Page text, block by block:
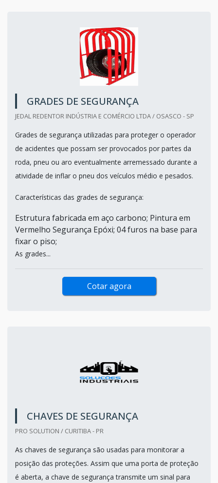
GRADES DE SEGURANÇA
JEDAL REDENTOR INDÚSTRIA E COMÉRCIO LTDA / OSASCO - SP
Grades de segurança utilizadas para proteger o operador
de acidentes que possam ser provocados por partes da
roda, pneu ou aro eventualmente arremessado durante a
atividade de inflar o pneu dos veículos médio e pesados.
Características das grades de segurança:
Estrutura fabricada em aço carbono; Pintura em
Vermelho Segurança Epóxi; 04 furos na base para
fixar o piso;
As grades...
Cotar agora
CHAVES DE SEGURANÇA
PRO SOLUTION / CURITIBA - PR
As chaves de segurança são usadas para monitorar a
posição das proteções. Assim que uma porta de proteção
é aberta, a chave de segurança transmite um sinal para